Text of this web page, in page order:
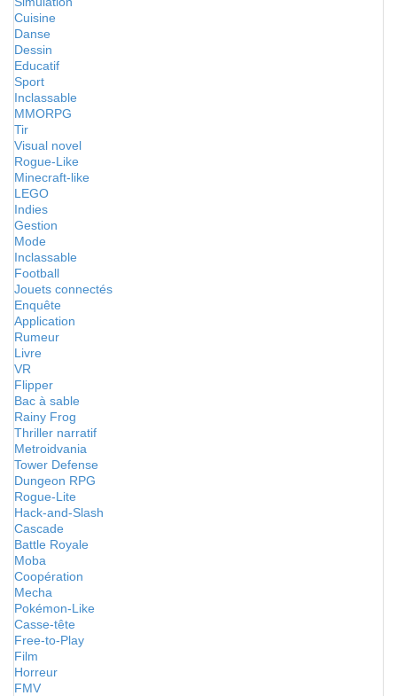
Cuisine
Danse
Dessin
Educatif
Sport
Inclassable
MMORPG
Tir
Visual novel
Rogue-Like
Minecraft-like
LEGO
Indies
Gestion
Mode
Inclassable
Football
Jouets connectés
Enquête
Application
Rumeur
Livre
VR
Flipper
Bac à sable
Rainy Frog
Thriller narratif
Metroidvania
Tower Defense
Dungeon RPG
Rogue-Lite
Hack-and-Slash
Cascade
Battle Royale
Moba
Coopération
Mecha
Pokémon-Like
Casse-tête
Free-to-Play
Film
Horreur
FMV